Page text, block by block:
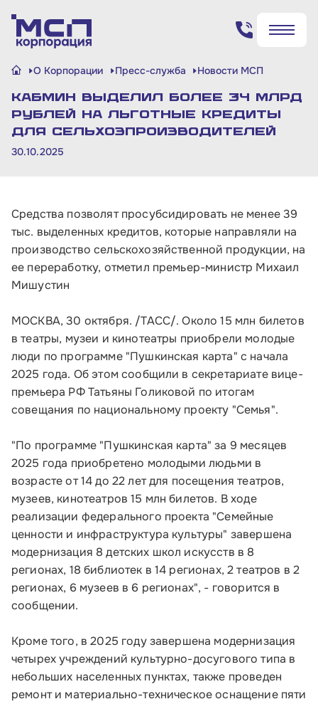
Найти
Малому и среднему бизнесу
Инфраструктуре поддержки
О Корпорации
Поиск по сайту
✖
Найти
О Корпорации Пресс-служба Новости МСП
Кабмин выделил более 34 млрд
рублей на льготные кредиты
для сельхозпроизводителей
30.10.2025
Средства позволят просубсидировать не менее 39
тыс. выделенных кредитов, которые направляли на
производство сельскохозяйственной продукции, на
ее переработку, отметил премьер-министр Михаил
Мишустин
МОСКВА, 30 октября. /ТАСС/. Около 15 млн билетов
в театры, музеи и кинотеатры приобрели молодые
люди по программе "Пушкинская карта" с начала
2025 года. Об этом сообщили в секретариате вице-
премьера РФ Татьяны Голиковой по итогам
совещания по национальному проекту "Семья".
"По программе "Пушкинская карта" за 9 месяцев
2025 года приобретено молодыми людьми в
возрасте от 14 до 22 лет для посещения театров,
музеев, кинотеатров 15 млн билетов. В ходе
реализации федерального проекта "Семейные
ценности и инфраструктура культуры" завершена
модернизация 8 детских школ искусств в 8
регионах, 18 библиотек в 14 регионах, 2 театров в 2
регионах, 6 музеев в 6 регионах", - говорится в
сообщении.
Кроме того, в 2025 году завершена модернизация
четырех учреждений культурно-досугового типа в
небольших населенных пунктах, также проведен
ремонт и материально-техническое оснащение пяти